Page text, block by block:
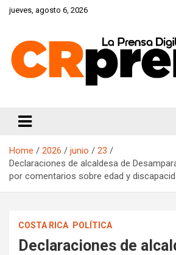
Skipjueves, agosto 6, 2026
Home 2026 junio
23
Declaraciones de alcaldesa de
por comentarios sobre edad y
COSTA RICA POLÍTICA
Declaraciones de